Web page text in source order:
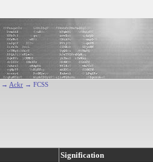
→ Ackr → FCSS
Signification